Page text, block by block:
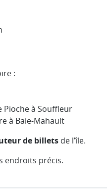
:
Pioche à Souffleur
à Baie-Mahault
de billets de l’île.
endroits précis.